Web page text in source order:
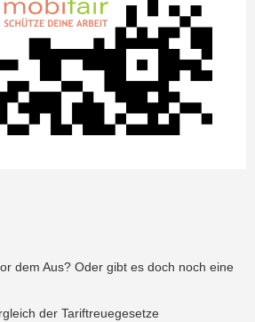
dem Aus? Oder gibt es doch noch eine
der Tariftreuegesetze